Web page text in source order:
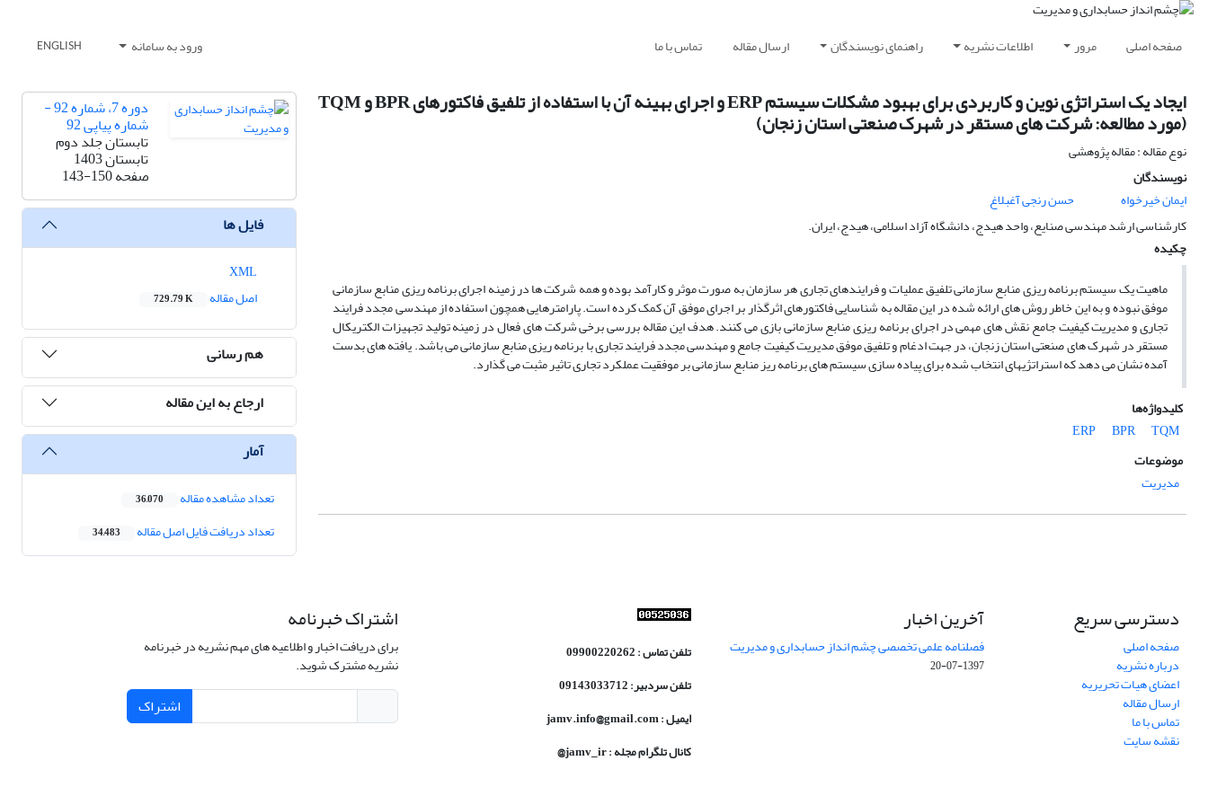
صفحه اصلی مرور اطلاعات نشریه راهنمای نویسندگان ارسال مقاله تماس با ما ورود به سامانه ENGLISH
ایجاد یک استراتژی نوین و کاربردی برای بهبود مشکلات سیستم ERP و اجرای بهینه آن با استفاده از تلفیق فاکتورهای BPR و TQM
(مورد مطالعه: شرکت های مستقر در شهرک صنعتی استان زنجان)
نوع مقاله : مقاله پژوهشی
نویسندگان
ایمان خیرخواه
حسن رنجی آغبلاغ
کارشناسی ارشد مهندسی صنایع، واحد هیدج، دانشگاه آزاد اسلامی، هیدج، ایران.
چکیده
ماهیت یک سیستم برنامه ریزی منابع سازمانی تلفیق عملیات و فرایندهای تجاری هر سازمان به صورت موثر و کارآمد بوده و همه شرکت ها در زمینه اجرای برنامه ریزی منابع سازمانی
موفق نبوده و به این خاطر روش های ارائه شده در این مقاله به شناسایی فاکتورهای اثرگذار بر اجرای موفق آن کمک کرده است. پارامترهایی همچون استفاده از مهندسی مجدد فرایند
تجاری و مدیریت کیفیت جامع نقش های مهمی در اجرای برنامه ریزی منابع سازمانی بازی می کنند. هدف این مقاله بررسی برخی شرکت های فعال در زمینه تولید تجهیزات الکتریکال
مستقر در شهرک های صنعتی استان زنجان، در جهت ادغام و تلفیق موفق مدیریت کیفیت جامع و مهندسی مجدد فرایند تجاری با برنامه ریزی منابع سازمانی می باشد. یافته های بدست
آمده نشان می دهد که استراتژیهای انتخاب شده برای پیاده سازی سیستم های برنامه ریز منابع سازمانی بر موفقیت عملکرد تجاری تاثیر مثبت می گذارد.
کلیدواژه‌ها
ERP
BPR
TQM
موضوعات
مدیریت
دوره 7، شماره 92 -
شماره پیاپی 92
تابستان جلد دوم
تابستان 1403
صفحه143-150
فایل ها
اصل مقاله
729.79 K
هم رسانی
ارجاع به این مقاله
آمار
تعداد مشاهده مقاله 36,070
تعداد دریافت فایل اصل مقاله 34,483
دسترسی سریع
صفحه اصلی
درباره نشریه
اعضای هیات تحریریه
ارسال مقاله
تماس با ما
نقشه سایت
آخرین اخبار
فصلنامه علمی تخصصی چشم انداز حسابداری و مدیریت
1397-07-20
تلفن تماس : 09900220262
تلفن سردبیر: 09143033712
ایمیل : jamv.info@gmail.com
کانال تلگرام مجله : jamv_ir@
اشتراک خبرنامه
برای دریافت اخبار و اطلاعیه های مهم نشریه در خبرنامه
نشریه مشترک شوید.
اشتراک